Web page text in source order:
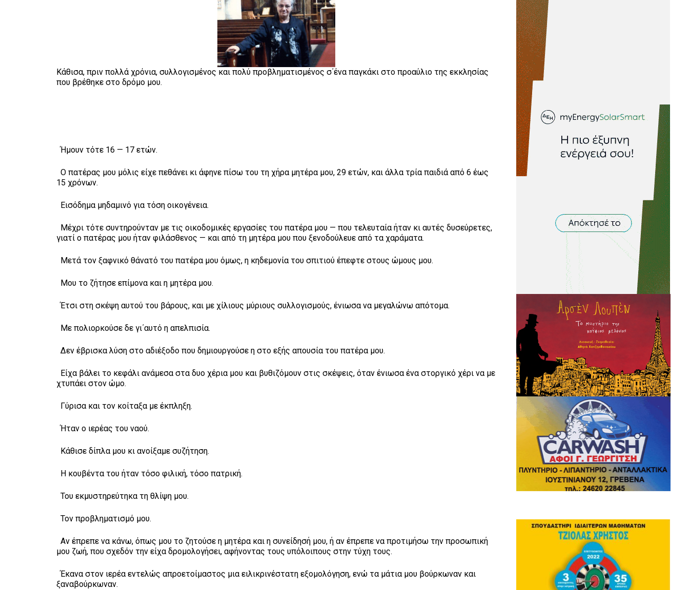
Κάθισα, πριν πολλά χρόνια, συλλογισμένος και πολύ προβληματισμένος σ΄ένα παγκάκι στο προαύλιο της εκκλησίας
που βρέθηκε στο δρόμο μου.
Ήμουν τότε 16 — 17 ετών.
Ο πατέρας μου μόλις είχε πεθάνει κι άφηνε πίσω του τη χήρα μητέρα μου, 29 ετών, και άλλα τρία παιδιά από 6 έως
15 χρόνων.
Εισόδημα μηδαμινό για τόση οικογένεια.
Μέχρι τότε συντηρούνταν με τις οικοδομικές εργασίες του πατέρα μου — που τελευταία ήταν κι αυτές δυσεύρετες,
γιατί ο πατέρας μου ήταν φιλάσθενος — και από τη μητέρα μου που ξενοδούλευε από τα χαράματα.
Μετά τον ξαφνικό θάνατό του πατέρα μου όμως, η κηδεμονία του σπιτιού έπεφτε στους ώμους μου.
Μου το ζήτησε επίμονα και η μητέρα μου.
Έτσι στη σκέψη αυτού του βάρους, και με χίλιους μύριους συλλογισμούς, ένιωσα να μεγαλώνω απότομα.
Με πολιορκούσε δε γι΄αυτό η απελπισία.
Δεν έβρισκα λύση στο αδιέξοδο που δημιουργούσε η στο εξής απουσία του πατέρα μου.
Είχα βάλει το κεφάλι ανάμεσα στα δυο χέρια μου και βυθιζόμουν στις σκέψεις, όταν ένιωσα ένα στοργικό χέρι να με
χτυπάει στον ώμο.
Γύρισα και τον κοίταξα με έκπληξη.
Ήταν ο ιερέας του ναού.
Κάθισε δίπλα μου κι ανοίξαμε συζήτηση.
Η κουβέντα του ήταν τόσο φιλική, τόσο πατρική.
Του εκμυστηρεύτηκα τη θλίψη μου.
Τον προβληματισμό μου.
Αν έπρεπε να κάνω, όπως μου το ζητούσε η μητέρα και η συνείδησή μου, ή αν έπρεπε να προτιμήσω την προσωπική
μου ζωή, που σχεδόν την είχα δρομολογήσει, αφήνοντας τους υπόλοιπους στην τύχη τους.
Έκανα στον ιερέα εντελώς απροετοίμαστος μια ειλικρινέστατη εξομολόγηση, ενώ τα μάτια μου βούρκωναν και
ξαναβούρκωναν.